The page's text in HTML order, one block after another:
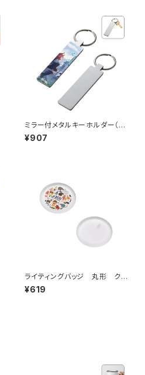
ミラー付メタルキーホルダー（ス
¥907
ライティングバッジ 丸形 クリ
ア MG
¥619